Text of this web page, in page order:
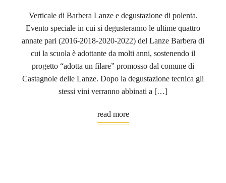
Verticale di Barbera Lanze e degustazione di polenta.
Evento speciale in cui si degusteranno le ultime quattro
annate pari (2016-2018-2020-2022) del Lanze Barbera di
cui la scuola è adottante da molti anni, sostenendo il
progetto “adotta un filare” promosso dal comune di
Castagnole delle Lanze. Dopo la degustazione tecnica gli
stessi vini verranno abbinati a […]
read more